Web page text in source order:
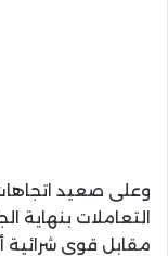
وعلى صعيد
التعاملات بنهاية
مقابل قوى شرائية